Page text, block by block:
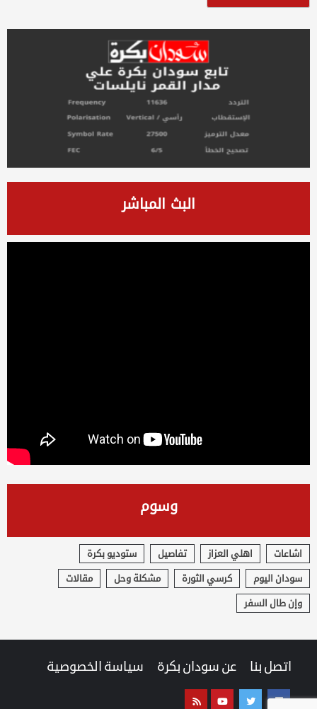
البث المباشر
وسوم
اشاعات اهلي العزاز تفاصيل ستوديو بكرة
سودان اليوم كرسي الثورة مشكلة وحل مقالات
وإن طال السفر
اتصل بنا عن سودان بكرة سياسة الخصوصية